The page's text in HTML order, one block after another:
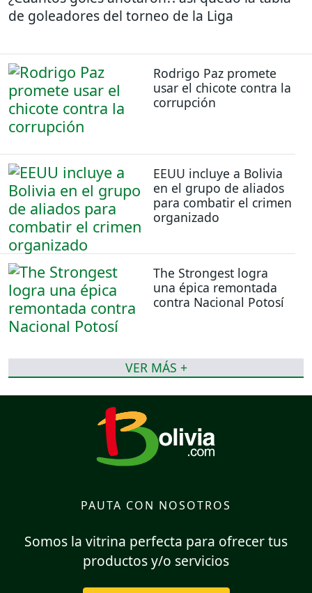
de goleadores del torneo de la Liga
Rodrigo Paz promete
usar el chicote contra la
corrupción
EEUU incluye a Bolivia
en el grupo de aliados
para combatir el crimen
organizado
The Strongest logra
una épica remontada
contra Nacional Potosí
VER MÁS +
PAUTA CON NOSOTROS
Somos la vitrina perfecta para ofrecer tus
productos y/o servicios